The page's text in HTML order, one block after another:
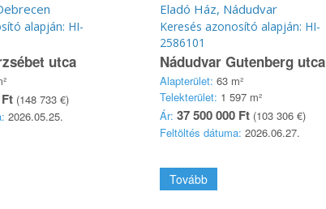
alapján: HI-
utca
(148 733 €)
2026.05.25.
Eladó Ház, Nádudvar
Keresés azonosító alapján: HI-
2586101
Nádudvar Gutenberg utca
Alapterület: 63 m²
Telekterület: 1 597 m²
Ár: 37 500 000 Ft (103 306 €)
Feltöltés dátuma: 2026.06.27.
Tovább